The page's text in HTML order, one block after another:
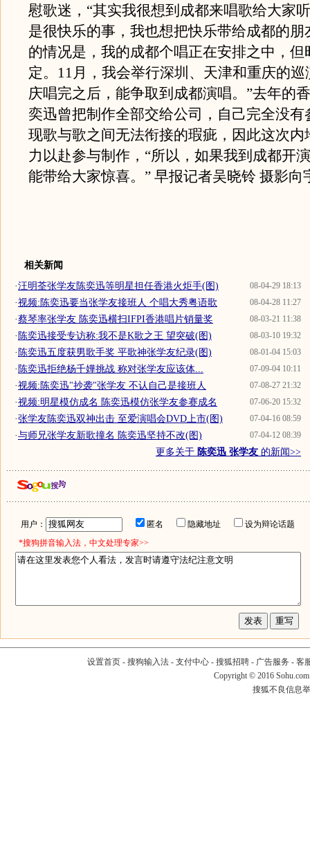
慰歌迷，“其实我很想到成都来唱歌给大家
是很快乐的事，我也想把快乐带给成都的朋
的情况是，我的成都个唱正在安排之中，但
定。11月，我会举行深圳、天津和重庆的
庆唱完之后，能争取到成都演唱。”去年的
奕迅曾把制作全部交给公司，自己完全没有
现歌与歌之间无法衔接的瑕疵，因此这次内
力以赴参与制作，“所以，如果我到成都开
能带给大家惊喜。” 早报记者吴晓铃 摄影向
相关新闻
08-04-29 18:13
·汪明荃张学友陈奕迅等明星担任香港火炬手(图)
08-04-28 11:27
·视频:陈奕迅要当张学友接班人 个唱大秀粤语歌
08-03-21 11:38
·蔡琴率张学友 陈奕迅横扫IFPI香港唱片销量奖
08-03-10 19:32
· 陈奕迅接受专访称:我不是K歌之王 望突破(图)
08-01-04 15:03
· 陈奕迅五度获男歌手奖 平歌神张学友纪录(图)
07-09-04 10:11
· 陈奕迅拒绝杨千嬅挑战 称对张学友应该体...
07-08-27 21:32
·视频:陈奕迅"抄袭"张学友 不认自己是接班人
07-06-20 15:32
·视频:明星模仿成名 陈奕迅模仿张学友参赛成名
07-04-16 08:59
·张学友陈奕迅双神出击 至爱演唱会DVD上市(图)
07-04-12 08:39
·与师兄张学友新歌撞名 陈奕迅坚持不改(图)
更多关于 陈奕迅 张学友 的新闻>>
用户： 匿名 隐藏地址
设为辩论话题
*搜狗拼音输入法，中文处理专家>>
设置首页- 搜狗输入法- 支付中心- 搜狐招聘- 广告服务 - 客
Copyright © 2016
搜狐不良信息